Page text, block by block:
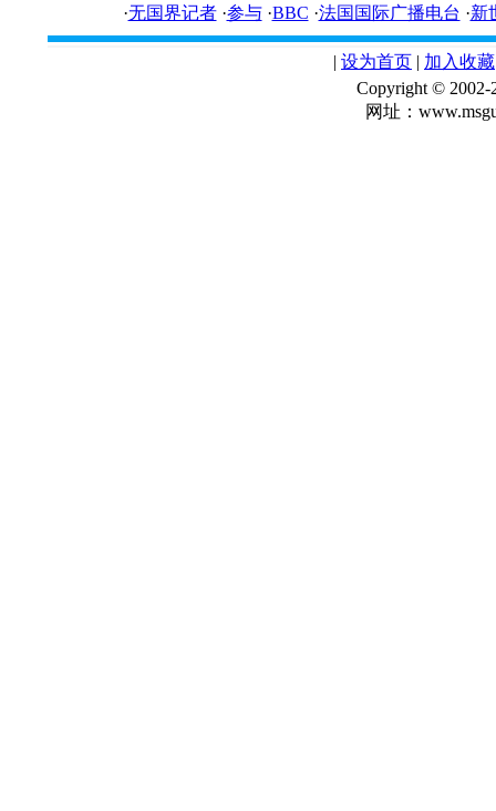
·无国界记者·参与·BBC ·法国国际广播电台 ·新
| 设为首页 | 加入收藏
Copyright ©
网址：